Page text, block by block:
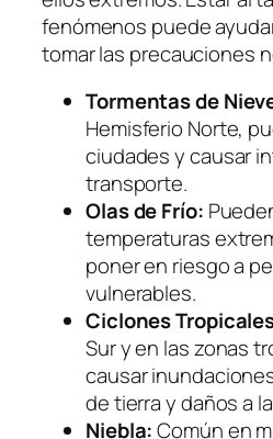
fenómenos puede
tomar las precauciones
Tormentas de
Hemisferio Norte,
ciudades y causar
transporte.
Olas de Frío:
temperaturas
poner en riesgo a
vulnerables.
Ciclones
Sur y en las zonas
causar
de tierra y daños a
Niebla:Común en